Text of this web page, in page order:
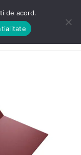
de acord.